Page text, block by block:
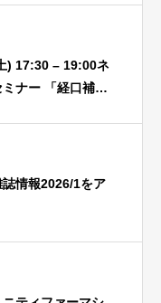
) 17:30 – 19:00ネ
ナー 「経口補水
情報2026/1をア